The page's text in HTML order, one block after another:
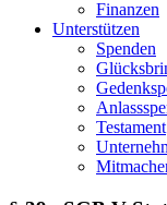
Finanzen
Unterstützen
Spenden
Testament